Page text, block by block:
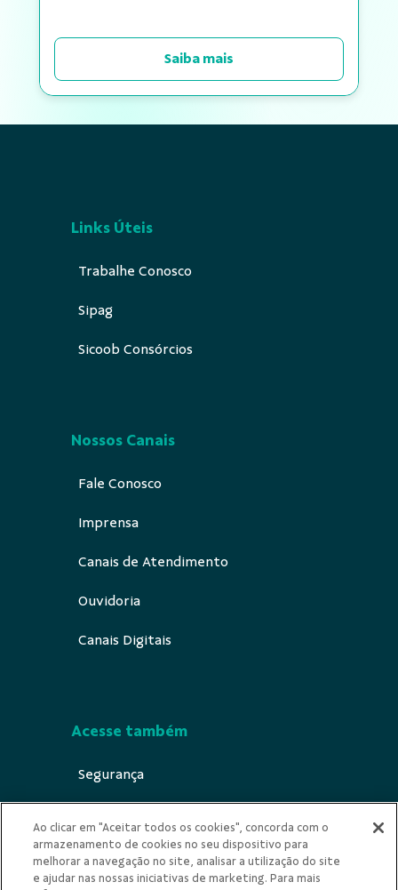
Saiba mais
Links Úteis
Trabalhe Conosco
Sipag
Sicoob Consórcios
Nossos Canais
Fale Conosco
Imprensa
Canais de Atendimento
Ouvidoria
Canais Digitais
Acesse também
Segurança
Privacidade
Ao clicar em "Aceitar todos os cookies", concorda com o
armazenamento de cookies no seu dispositivo para
melhorar a navegação no site, analisar a utilização do site
e ajudar nas nossas iniciativas de marketing. Para mais